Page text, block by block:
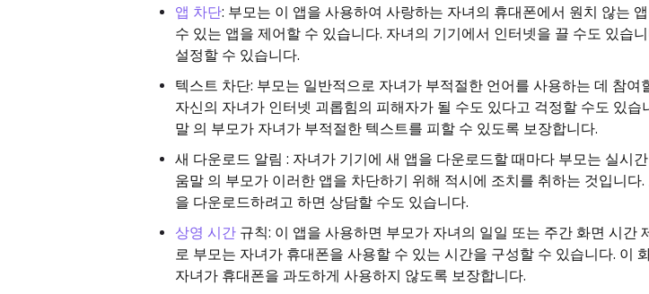
앱 차단: 부모는 이 앱을 사용하여 사랑하는 자녀의 휴대폰에서 원치 않는
수 있는 앱을 제어할 수 있습니다. 자녀의 기기에서 인터넷을 끌 수도 있습
설정할 수 있습니다.
텍스트 차단: 부모는 일반적으로 자녀가 부적절한 언어를 사용하는 데 참
자신의 자녀가 인터넷 괴롭힘의 피해자가 될 수도 있다고 걱정할 수도 있
말 의 부모가 자녀가 부적절한 텍스트를 피할 수 있도록 보장합니다.
새 다운로드 알림 : 자녀가 기기에 새 앱을 다운로드할 때마다 부모는 실시
움말 의 부모가 이러한 앱을 차단하기 위해 적시에 조치를 취하는 것입니
을 다운로드하려고 하면 상담할 수도 있습니다.
상영 시간 규칙: 이 앱을 사용하면 부모가 자녀의 일일 또는 주간 화면 시간
로 부모는 자녀가 휴대폰을 사용할 수 있는 시간을 구성할 수 있습니다. 이
자녀가 휴대폰을 과도하게 사용하지 않도록 보장합니다.